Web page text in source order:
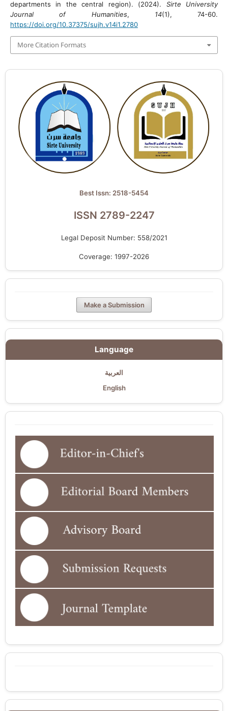
departments in the central region). (2024). Sirte University
Journal of Humanities, 14(1), 74-60.
https://doi.org/10.37375/sujh.v14i1.2780
More Citation Formats
Best Issn: 2518-5454
ISSN 2789-2247
Legal Deposit Number: 558/2021
Coverage: 1997-2026
Make a Submission
Language
العربية
English